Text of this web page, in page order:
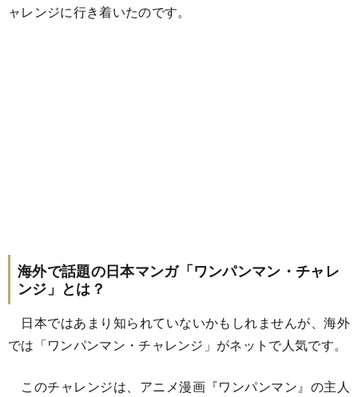
ャレンジに行き着いたのです。
海外で話題の日本マンガ「ワンパンマン・チャレ
ンジ」とは？
日本ではあまり知られていないかもしれませんが、海外
では「ワンパンマン・チャレンジ」がネットで人気です。
このチャレンジは、アニメ漫画『ワンパンマン』の主人